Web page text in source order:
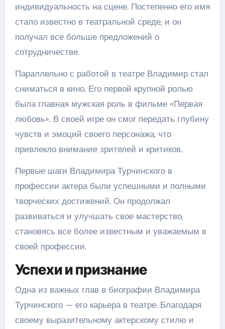
индивидуальность на сцене. Постепенно его имя
стало известно в театральной среде, и он
получал все больше предложений о
сотрудничестве.
Параллельно с работой в театре Владимир стал
сниматься в кино. Его первой крупной ролью
была главная мужская роль в фильме «Первая
любовь». В своей игре он смог передать глубину
чувств и эмоций своего персонажа, что
привлекло внимание зрителей и критиков.
Первые шаги Владимира Турчинского в
профессии актера были успешными и полными
творческих достижений. Он продолжал
развиваться и улучшать свое мастерство,
становясь все более известным и уважаемым в
своей профессии.
Успехи и признание
Одна из важных глав в биографии Владимира
Турчинского — его карьера в театре. Благодаря
своему выразительному актерскому стилю и